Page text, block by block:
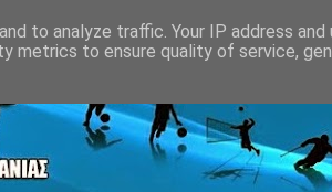
to analyze traffic. Your IP address and
metrics to ensure quality of service,